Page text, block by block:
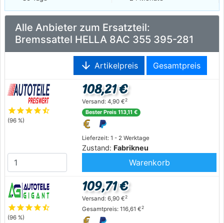
Alle Anbieter zum Ersatzteil:
Bremssattel HELLA 8AC 355 395-281
arrow_downward Artikelpreis Gesamtpreis
starstarstarstarstar_half
(96 %)
Lieferzeit: 1 - 2 Werktage
Zustand: Fabrikneu
108,21 €
Versand: 4,90 €2
Bester Preis 113,11 €
Warenkorb
starstarstarstarstar_half
(96 %)
109,71 €
Versand: 6,90 €2
Gesamtpreis: 116,61 €2